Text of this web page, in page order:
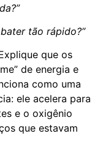
tão rápido?”
que os
de energia e
como uma
ele acelera para
e o oxigênio
que estavam